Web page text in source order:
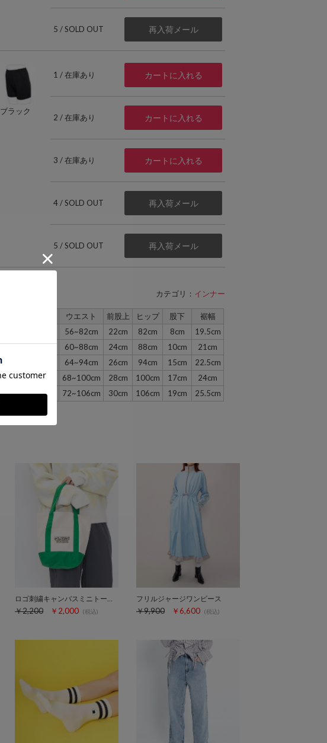
5 / SOLD OUT 再入荷メール
ブラック
1 / 在庫あり カートに入れる
2 / 在庫あり カートに入れる
3 / 在庫あり カートに入れる
4 / SOLD OUT 再入荷メール
5 / SOLD OUT 再入荷メール
カテゴリ： インナー
ウエスト 前股上 ヒップ 股下
裾幅
56~82cm 22cm 82cm 8cm
19.5cm
2
33cm 60~88cm 24cm 88cm 10cm
21cm
64~94cm 26cm 94cm 15cm
22.5cm
4
43cm 68~100cm 28cm 100cm 17cm
24cm
5
47cm 72~106cm 30cm 106cm 19cm 25.5cm
ロゴ刺繍キャンバスミニトートバッグ
￥2,200 ￥2,000 (税込)
フリルジャージワンピース
￥9,900 ￥6,600 (税込)